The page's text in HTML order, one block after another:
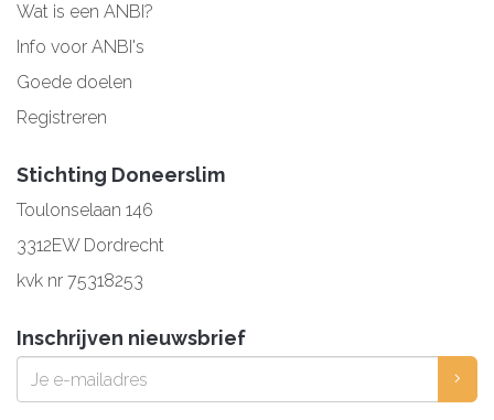
Wat is een ANBI?
Info voor ANBI's
Goede doelen
Registreren
Stichting Doneerslim
Toulonselaan 146
3312EW Dordrecht
kvk nr 75318253
Inschrijven nieuwsbrief